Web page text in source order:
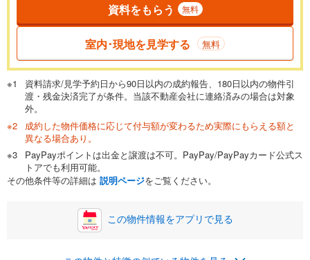
一般的には最長35年まで借り入れ可能です。多くの金融機関
が完済時の年齢は80歳までを条件としています。
閉じる
頭金 万円
0万円 2,480万円
自己資金から住宅購入にかけられる金額を入力してくださ
い。一般的には物件価格の2割までが目安です。
閉じる
ボーナス
万円
0円
資料をもらう 無料
室内･現地を見学する 無料
資料請求/見学予約日から90日以内の成約報告、180日以内の物件引
渡・残金決済完了が条件。当該不動産会社に連絡済みの場合は対象
外。
成約した物件価格に応じて付与額が変わるため実際にもらえる額と
異なる場合あり。
PayPayポイントは出金と譲渡は不可。PayPay/PayPayカード公式ス
トアでも利用可能。
その他条件等の詳細は 説明ページをご覧ください。
この物件情報をアプリで見る